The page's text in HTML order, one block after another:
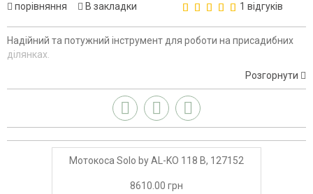
порівняння
В закладки
1 відгуків
Надійний та потужний інструмент для роботи на присадибних
ділянках.
Розгорнути
Мотокоса Solo by AL-KO 118 В, 127152
8610.00 грн